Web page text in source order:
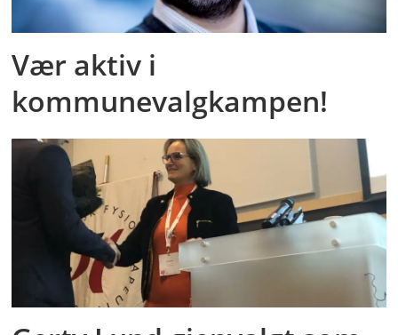
Vær aktiv i
kommunevalgkampen!